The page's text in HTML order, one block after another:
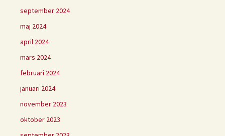
september 2024
maj 2024
april 2024
mars 2024
februari 2024
januari 2024
november 2023
oktober 2023